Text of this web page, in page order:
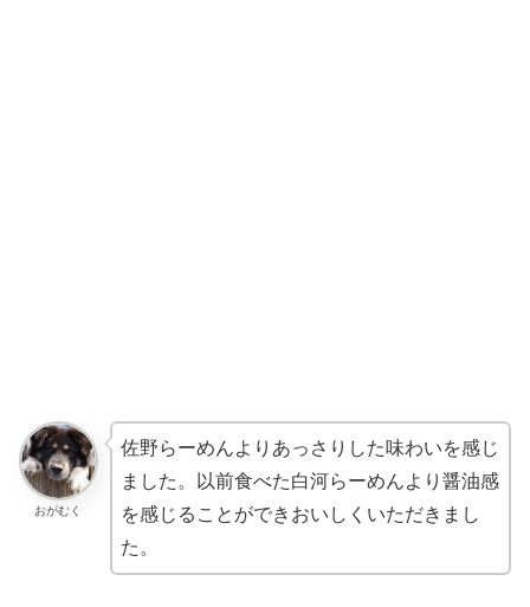
おがむく
佐野らーめんよりあっさりした味わいを感じ
ました。以前食べた白河らーめんより醤油感
を感じることができおいしくいただきまし
た。